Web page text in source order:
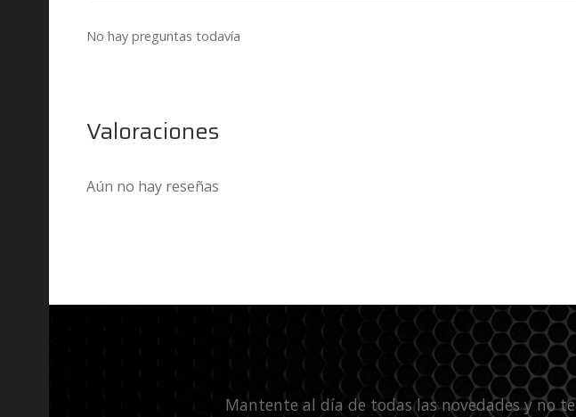
No hay preguntas todavía
Valoraciones
Aún no hay reseñas
Mantente al día de todas las novedades y no te